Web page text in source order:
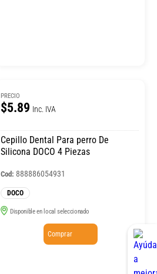
PRECIO
$5.89 Inc. IVA
Cepillo Dental Para perro De
Silicona DOCO 4 Piezas
Cod: 888886054931
DOCO
Disponible en local seleccionado
Comprar